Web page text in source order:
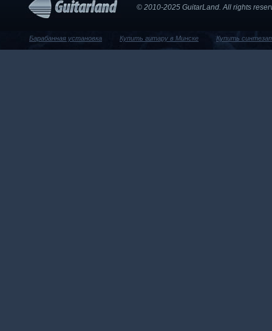
© 2010-2025 GuitarLand. Аll rights
Барабанная установка Купить гитару в Минске Купить